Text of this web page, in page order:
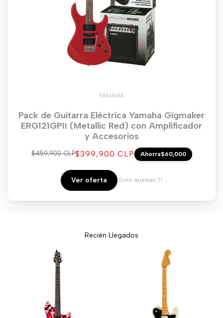
YAMAHA
Pack de Guitarra Eléctrica Yamaha Gigmaker
ERG121GPII (Metallic Red) con Amplificador
y Accesorios
Precio
$459,900 CLPPrecio
venta
$399,900 CLP Ahorra$60,000
Ver oferta ¡Solo quedan 7!
Recién Llegados